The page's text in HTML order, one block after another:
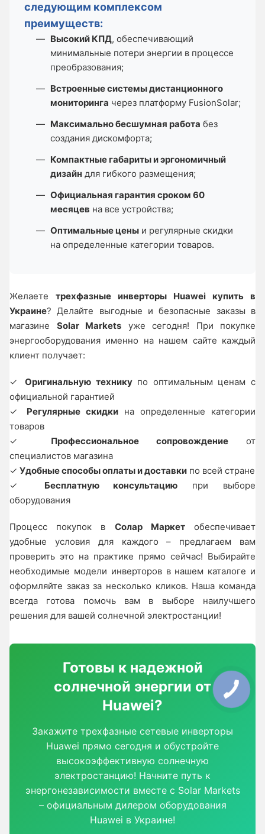
следующим комплексом
преимуществ:
Высокий КПД, обеспечивающий
минимальные потери энергии в процессе
преобразования;
Встроенные системы дистанционного
мониторинга через платформу FusionSolar;
Максимально бесшумная работа без
создания дискомфорта;
Компактные габариты и эргономичный
дизайн для гибкого размещения;
Официальная гарантия сроком 60
месяцев на все устройства;
Оптимальные цены и регулярные скидки
на определенные категории товаров.
Желаете трехфазные инверторы Huawei купить в
Украине? Делайте выгодные и безопасные заказы в
магазине Solar Markets уже сегодня! При покупке
энергооборудования именно на нашем сайте каждый
клиент получает:
✓Оригинальную техникупо оптимальным ценам с
официальной гарантией
✓ Регулярные скидки на определенные категории
товаров
✓ Профессиональное сопровождениеот
специалистов магазина
✓ Удобные способы оплаты и доставки по всей стране
✓ Бесплатную консультацию при выборе
оборудования
Процесс покупок в Солар Маркетобеспечивает
удобные условия для каждого – предлагаем вам
проверить это на практике прямо сейчас! Выбирайте
необходимые модели инверторов в нашем каталоге и
оформляйте заказ за несколько кликов. Наша команда
всегда готова помочь вам в выборе наилучшего
решения для вашей солнечной электростанции!
Готовы к надежной
солнечной энергии от
Huawei?
Закажите трехфазные сетевые инверторы
Huawei прямо сегодня и обустройте
высокоэффективную солнечную
электростанцию! Начните путь к
энергонезависимости вместе с Solar Markets
– официальным дилером оборудования
Huawei в Украине!